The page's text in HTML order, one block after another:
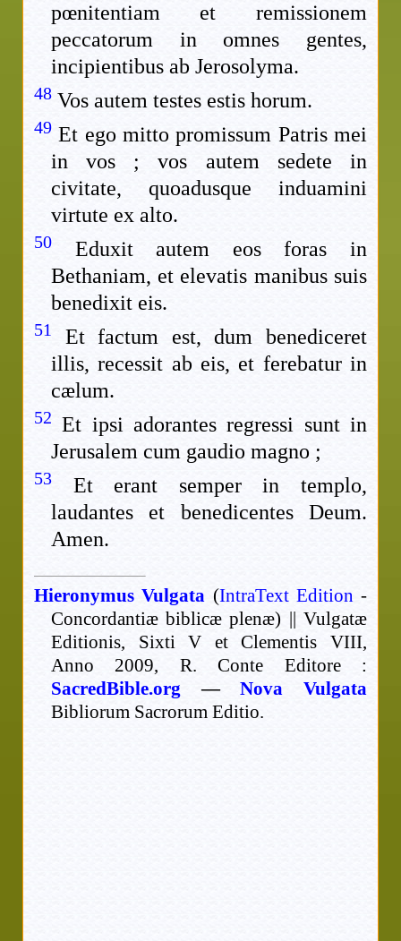
pœnitentiam et remissionem
peccatorum in omnes gentes,
incipientibus ab Jerosolyma.
48 Vos autem testes estis horum.
49 Et ego mitto promissum Patris mei
in vos ; vos autem sedete in
civitate, quoadusque induamini
virtute ex alto.
50
Eduxit autem eos foras in
Bethaniam, et elevatis manibus suis
benedixit eis.
51
Et factum est, dum benediceret
illis, recessit ab eis, et ferebatur in
cælum.
52 Et ipsi adorantes regressi sunt in
Jerusalem cum gaudio magno ;
53
Et erant semper in templo,
laudantes et benedicentes Deum.
Amen.
Hieronymus Vulgata (IntraText Edition-
Concordantiæ biblicæ plenæ) || Vulgatæ
Editionis, Sixti V et Clementis VIII,
Anno 2009, R. Conte Editore :
SacredBible.org —Nova Vulgata
Bibliorum Sacrorum Editio.